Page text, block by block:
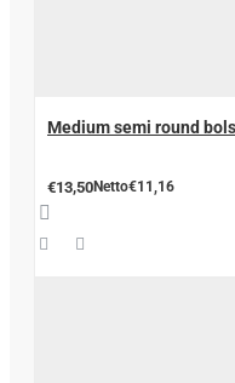
Medium semi round
€13,50Netto€11,16